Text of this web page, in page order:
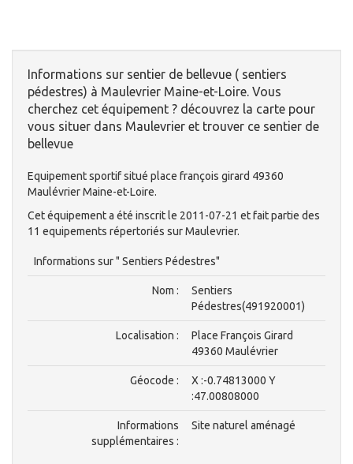
Informations sur sentier de bellevue ( sentiers
pédestres) à Maulevrier Maine-et-Loire. Vous
cherchez cet équipement ? découvrez la carte pour
vous situer dans Maulevrier et trouver ce sentier de
bellevue
Equipement sportif situé place françois girard 49360
Maulévrier Maine-et-Loire.
Cet équipement a été inscrit le 2011-07-21 et fait partie des
11 equipements répertoriés sur Maulevrier.
Informations sur " Sentiers Pédestres"
Nom :
Sentiers
Pédestres(491920001)
Localisation :
Place François Girard
49360 Maulévrier
Géocode :
X :-0.74813000 Y
:47.00808000
Informations
supplémentaires :
Site naturel aménagé